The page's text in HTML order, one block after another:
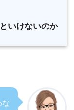
いけないのか
な